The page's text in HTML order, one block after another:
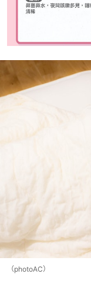
（photoAC）